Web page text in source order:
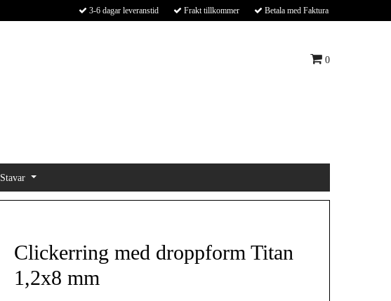
3-6 dagar leveranstid Frakt tillkommer Betala med Faktura
0
Stavar
Clickerring med droppform Titan
1,2x8 mm